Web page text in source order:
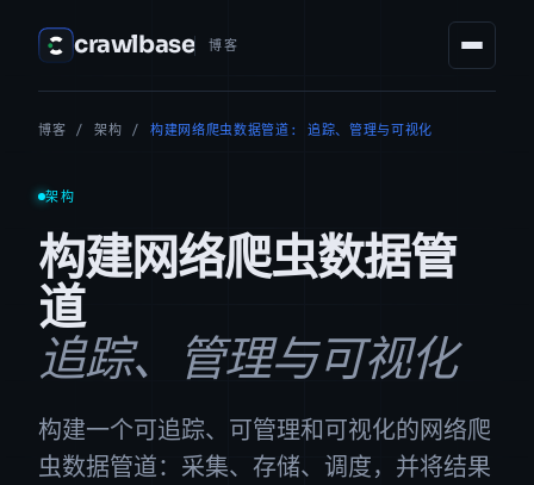
crawlbase 博客
博客 / 架构 / 构建网络爬虫数据管道: 追踪、管理与可视化
架构
构建网络爬虫数据管
道
追踪、管理与可视化
构建一个可追踪、可管理和可视化的网络爬
虫数据管道：采集、存储、调度，并将结果